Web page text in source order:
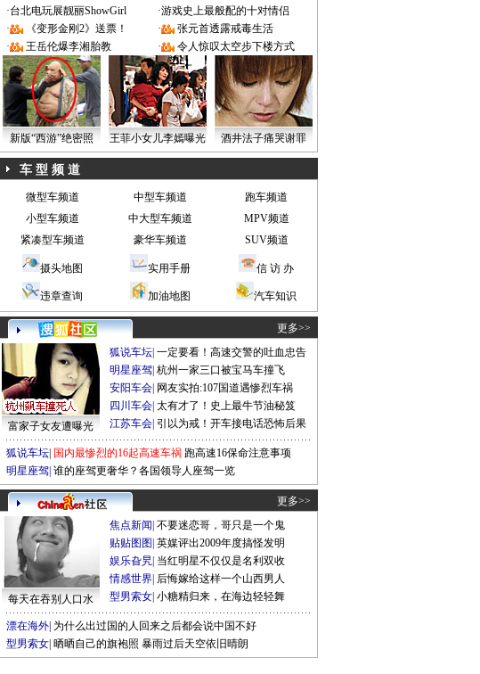
·台北电玩展靓丽ShowGirl ·游戏史上最般配的十对情侣
·
《变形金刚2》送票！ ·
张元首透露戒毒生活
·
王岳伦爆李湘胎教 · 令人惊叹太空步下楼方式
新版“西游”绝密照 王菲小女儿李嫣曝光 酒井法子痛哭谢罪
车 型 频 道
微型车频道 中型车频道
跑车频道
小型车频道
中大型车频道
MPV频道
紧凑型车频道
豪华车频道 SUV频道
摄头地图 实用手册 信 访 办
违章查询 加油地图 汽车知识
更多>>
富家子女友遭曝光
狐说车坛 一定要看！高速交警的吐血忠告
明星座驾 杭州一家三口被宝马车撞飞
安阳车会 网友实拍:107国道遇惨烈车祸
四川车会 太有才了！史上最牛节油秘笈
江苏车会 引以为戒！开车接电话恐怖后果
狐说车坛 国内最惨烈的16起高速车祸 跑高速16保命注意事项
明星座驾 谁的座驾更奢华？各国领导人座驾一览
更多>>
每天在吞别人口水
焦点新闻 不要迷恋哥，哥只是一个鬼
贴贴图图 英媒评出2009年度搞怪发明
娱乐旮旯 当红明星不仅仅是名利双收
情感世界 后悔嫁给这样一个山西男人
型男索女 小糖精归来，在海边轻轻舞
漂在海外 为什么出过国的人回来之后都会说中国不好
型男索女 晒晒自己的旗袍照 暴雨过后天空依旧晴朗